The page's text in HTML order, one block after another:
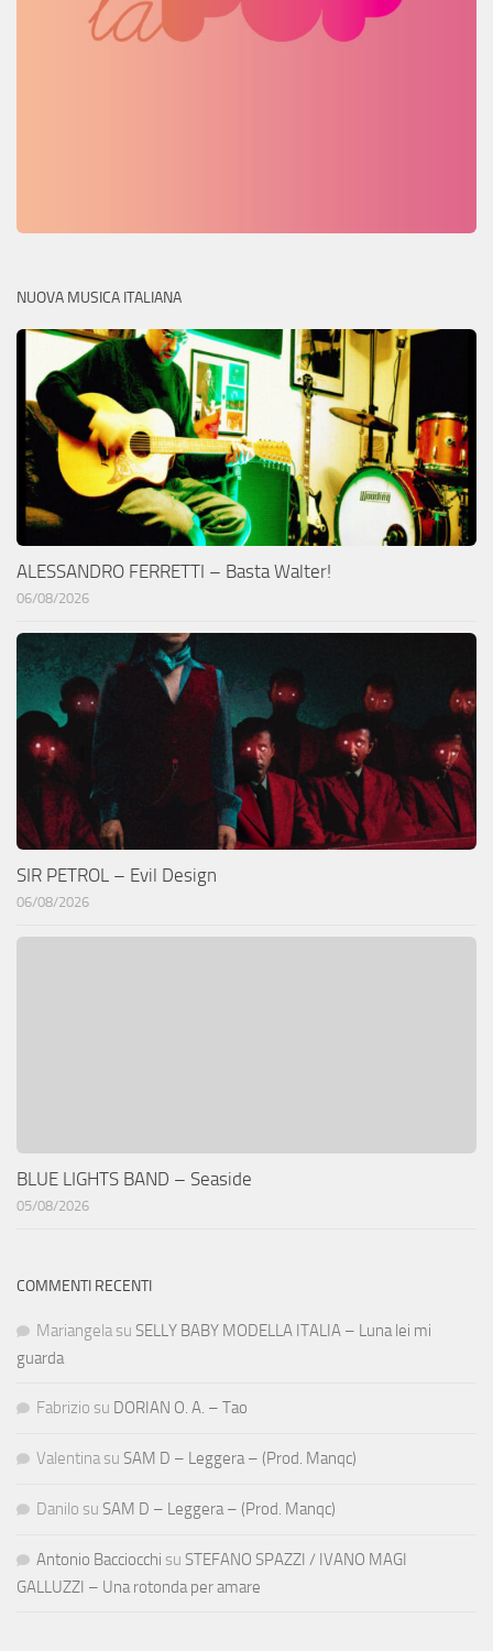
NUOVA MUSICA ITALIANA
ALESSANDRO FERRETTI – Basta Walter!
06/08/2026
SIR PETROL – Evil Design
06/08/2026
BLUE LIGHTS BAND – Seaside
05/08/2026
COMMENTI RECENTI
Mariangela su SELLY BABY MODELLA ITALIA – Luna lei mi
guarda
Fabrizio su DORIAN O. A. – Tao
Valentina su SAM D – Leggera – (Prod. Manqc)
Danilo su SAM D – Leggera – (Prod. Manqc)
Antonio Bacciocchi su STEFANO SPAZZI / IVANO MAGI
GALLUZZI – Una rotonda per amare